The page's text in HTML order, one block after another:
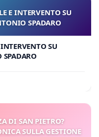
E INTERVENTO SU
SPADARO
SU
DI SAN PIETRO?
SULLA GESTIONE